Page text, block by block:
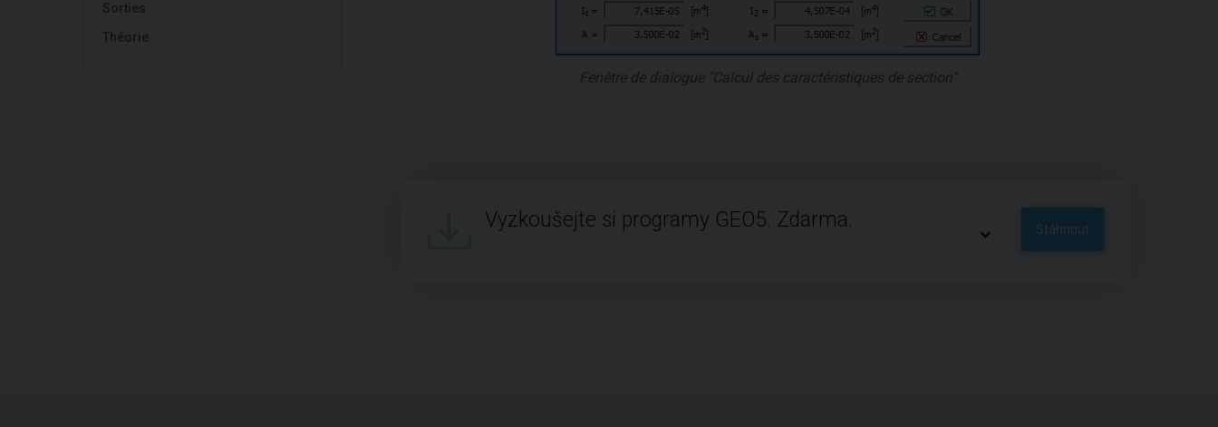
Sorties
Théorie
Fenêtre de dialogue "Calcul des caractéristiques de section"
Vyzkoušejte si programy GEO5. Zdarma. Stáhnout